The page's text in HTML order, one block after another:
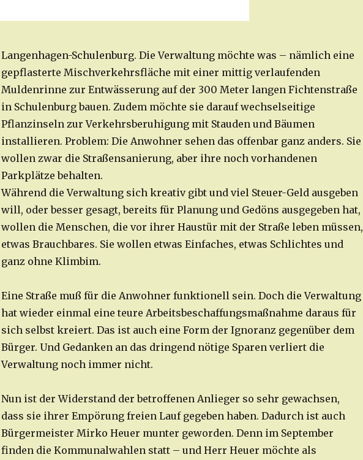
Langenhagen-Schulenburg. Die Verwaltung möchte was – nämlich eine
gepflasterte Mischverkehrsfläche mit einer mittig verlaufenden
Muldenrinne zur Entwässerung auf der 300 Meter langen Fichtenstraße
in Schulenburg bauen. Zudem möchte sie darauf wechselseitige
Pflanzinseln zur Verkehrsberuhigung mit Stauden und Bäumen
installieren. Problem: Die Anwohner sehen das offenbar ganz anders. Sie
wollen zwar die Straßensanierung, aber ihre noch vorhandenen
Parkplätze behalten.
Während die Verwaltung sich kreativ gibt und viel Steuer-Geld ausgeben
will, oder besser gesagt, bereits für Planung und Gedöns ausgegeben hat,
wollen die Menschen, die vor ihrer Haustür mit der Straße leben müssen,
etwas Brauchbares. Sie wollen etwas Einfaches, etwas Schlichtes und
ganz ohne Klimbim.
Eine Straße muß für die Anwohner funktionell sein. Doch die Verwaltung
hat wieder einmal eine teure Arbeitsbeschaffungsmaßnahme daraus für
sich selbst kreiert. Das ist auch eine Form der Ignoranz gegenüber dem
Bürger. Und Gedanken an das dringend nötige Sparen verliert die
Verwaltung noch immer nicht.
Nun ist der Widerstand der betroffenen Anlieger so sehr gewachsen,
dass sie ihrer Empörung freien Lauf gegeben haben. Dadurch ist auch
Bürgermeister Mirko Heuer munter geworden. Denn im September
finden die Kommunalwahlen statt – und Herr Heuer möchte als